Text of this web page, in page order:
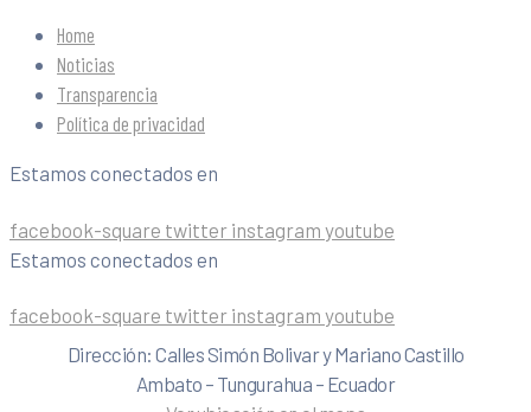
Home
Noticias
Transparencia
Política de privacidad
Estamos conectados en
facebook-square twitter instagram youtube
Estamos conectados en
facebook-square twitter instagram youtube
Dirección: Calles Simón Bolivar y Mariano Castillo
Ambato – Tungurahua – Ecuador